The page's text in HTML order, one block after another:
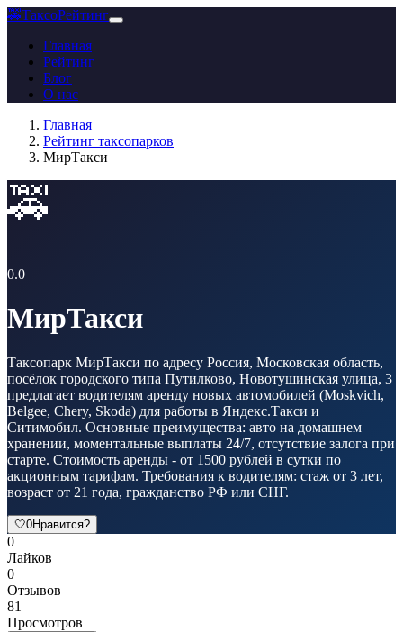
🚕ТаксоРейтинг
Главная
Рейтинг
Блог
О нас
Главная
Рейтинг таксопарков
МирТакси
🚕
0.0
МирТакси
Таксопарк МирТакси по адресу Россия, Московская область,
посёлок городского типа Путилково, Новотушинская улица, 3
предлагает водителям аренду новых автомобилей (Moskvich,
Belgee, Chery, Skoda) для работы в Яндекс.Такси и
Ситимобил. Основные преимущества: авто на домашнем
хранении, моментальные выплаты 24/7, отсутствие залога при
старте. Стоимость аренды - от 1500 рублей в сутки по
акционным тарифам. Требования к водителям: стаж от 3 лет,
возраст от 21 года, гражданство РФ или СНГ.
🤍0Нравится?
0
Лайков
0
Отзывов
81
Просмотров